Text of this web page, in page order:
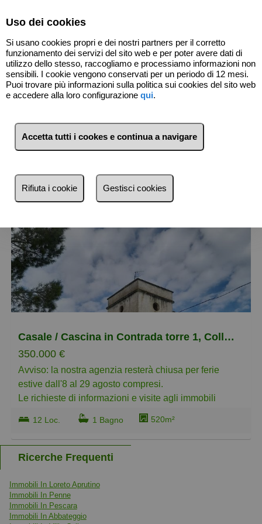
1 Immobili Collecorvino (Pescara)
Mappa
Meno recente
più cari
più piccoli
più grandi
Casale / Cascina in Contrada torre 1, Collecorvino
350.000 €
Avviso: la nostra agenzia resterà chiusa per ferie
estive dall'8 al 29 agosto compresi.
Le richieste di informazioni e visite agli immobili
ricevute in questo periodo, saranno evase a partire dal
31 agosto. Grazie per la comprensione e buone
vacanze!
che si incontrano.
Questa dimora di campagna – che probabilmente
risale al Seicento – ha il passo lento delle cose
12 Loc. 1 Bagno 520m²
Ricerche Frequenti
Immobili In Loreto Aprutino
Immobili In Penne
Immobili In Pescara
Immobili In Abbateggio
Uso dei cookies
Si usano cookies propri e dei nostri partners per il corretto
funzionamento dei servizi del sito web e per poter avere dati di
utilizzo dello stesso, raccogliamo e processiamo informazioni non
sensibili. I cookie vengono conservati per un periodo di 12 mesi.
Puoi trovare più informazioni sulla politica sui cookies del sito web
e accedere alla loro configurazione qui.
Accetta tutti i cookes e continua a navigare
Rifiuta i cookie Gestisci cookies